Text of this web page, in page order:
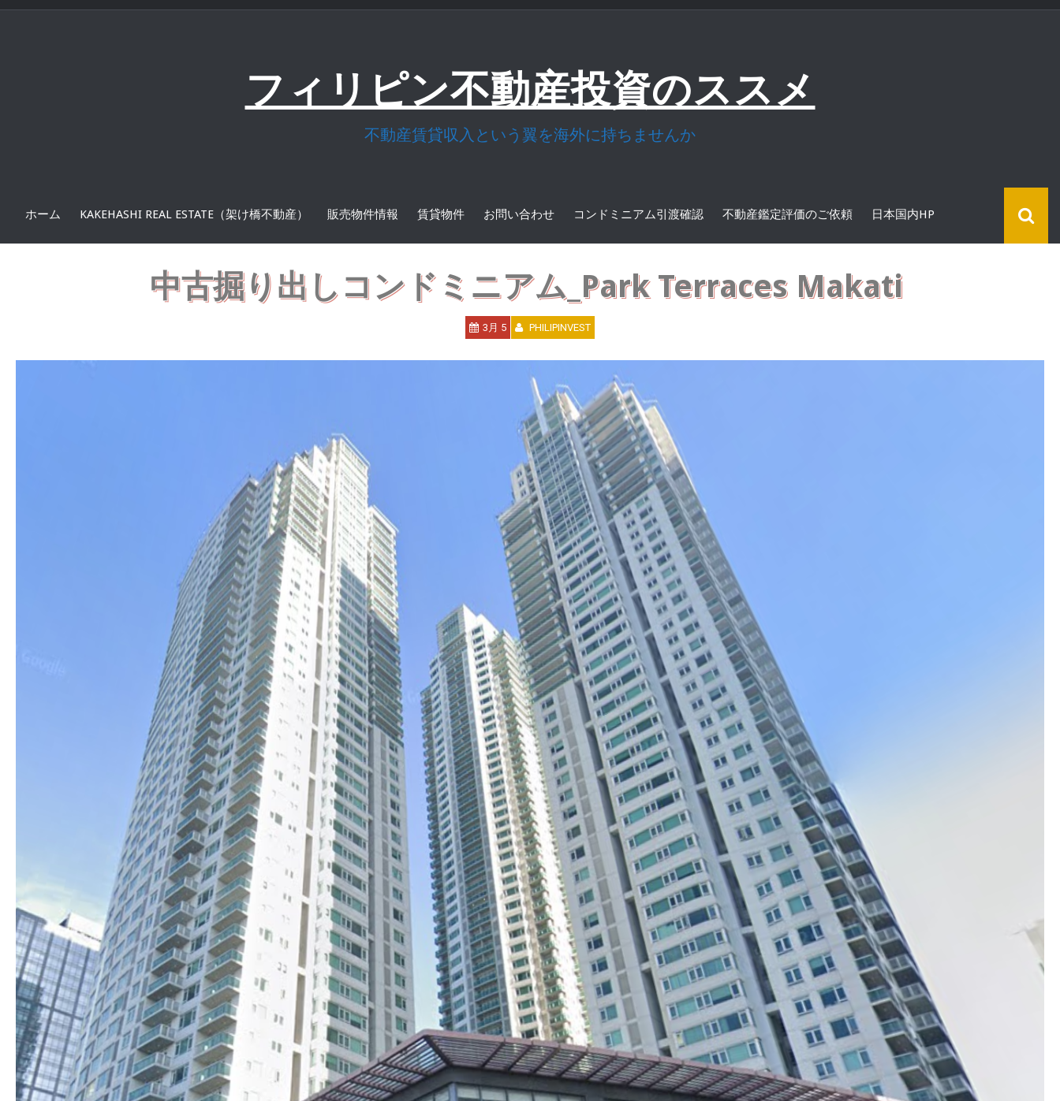
コ
フィリピン不動産投資のススメ
不動産賃貸収入という翼を海外に持ちませんか
ホーム KAKEHASHI REAL ESTATE（架け橋不動産） 販売物件情報 賃貸物件 お問い合わせ コンドミニアム引渡確認 不動産鑑定評価のご依頼 日本国内HP
中古掘り出しコンドミニアム_Park Terraces Makati
3月 5 PHILIPINVEST